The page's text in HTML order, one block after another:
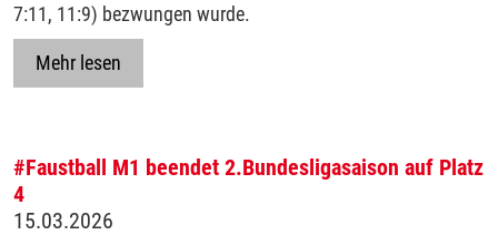
7:11, 11:9) bezwungen wurde.
Mehr lesen
#Faustball M1 beendet 2.Bundesligasaison auf Platz
4
15.03.2026